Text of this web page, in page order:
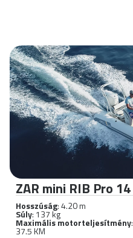
ZAR mini RIB Pro 14
Hosszúság: 4.20 m
Súly: 137 kg
Maximális motorteljesítmény:
37.5 KM